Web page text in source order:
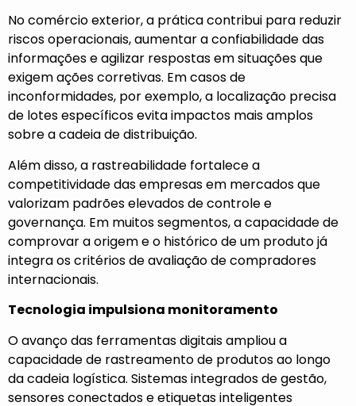
No comércio exterior, a prática contribui para reduzir
riscos operacionais, aumentar a confiabilidade das
informações e agilizar respostas em situações que
exigem ações corretivas. Em casos de
inconformidades, por exemplo, a localização precisa
de lotes específicos evita impactos mais amplos
sobre a cadeia de distribuição.
Além disso, a rastreabilidade fortalece a
competitividade das empresas em mercados que
valorizam padrões elevados de controle e
governança. Em muitos segmentos, a capacidade de
comprovar a origem e o histórico de um produto já
integra os critérios de avaliação de compradores
internacionais.
Tecnologia impulsiona monitoramento
O avanço das ferramentas digitais ampliou a
capacidade de rastreamento de produtos ao longo
da cadeia logística. Sistemas integrados de gestão,
sensores conectados e etiquetas inteligentes